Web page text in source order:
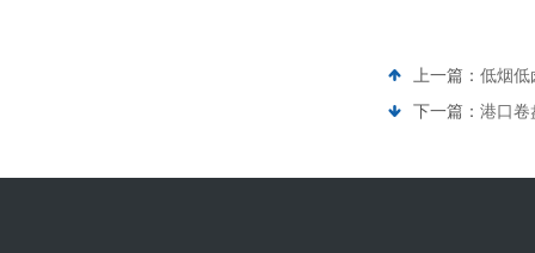
上一篇： 低烟低
下一篇： 港口卷